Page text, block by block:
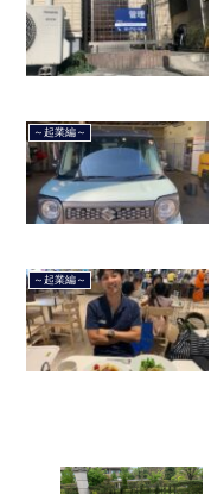
～起業編～
～起業編～